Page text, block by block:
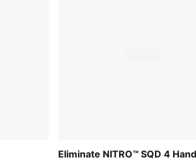
Eliminate NITRO™ SQD 4